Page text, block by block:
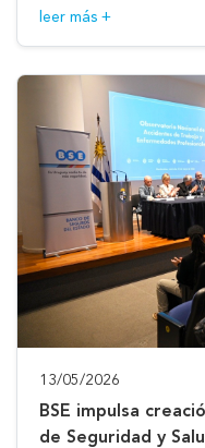
leer más +
13/05/2026
BSE impulsa
de Seguridad y